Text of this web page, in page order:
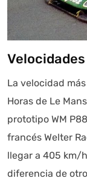
La velocidad
Horas de Le
prototipo WM
francés Welter
llegar a 405 km/
diferencia de